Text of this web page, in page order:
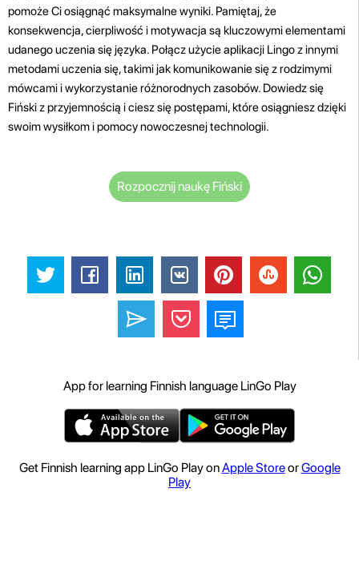
pomoże Ci osiągnąć maksymalne wyniki. Pamiętaj, że
konsekwencja, cierpliwość i motywacja są kluczowymi elementami
udanego uczenia się języka. Połącz użycie aplikacji Lingo z innymi
metodami uczenia się, takimi jak komunikowanie się z rodzimymi
mówcami i wykorzystanie różnorodnych zasobów. Dowiedz się
Fiński z przyjemnością i ciesz się postępami, które osiągniesz dzięki
swoim wysiłkom i pomocy nowoczesnej technologii.
Rozpocznij naukę Fiński
App for learning Finnish language LinGo Play
Get Finnish learning app LinGo Play onApple StoreorGoogle
Play